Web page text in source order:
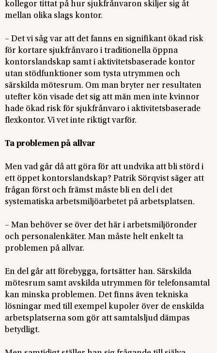
kollegor tittat på hur sjukfrånvaron skiljer sig åt
mellan olika slags kontor.
– Det vi såg var att det fanns en signifikant ökad risk
för kortare sjukfrånvaro i traditionella öppna
kontorslandskap samt i aktivitetsbaserade kontor
utan stödfunktioner som tysta utrymmen och
särskilda mötesrum. Om man bryter ner resultaten
utefter kön visade det sig att män men inte kvinnor
hade ökad risk för sjukfrånvaro i aktivitetsbaserade
flexkontor. Vi vet inte riktigt varför.
Ta problemen på allvar
Men vad går då att göra för att undvika att bli störd i
ett öppet kontorslandskap? Patrik Sörqvist säger att
frågan först och främst måste bli en del i det
systematiska arbetsmiljöarbetet på arbetsplatsen.
– Man behöver se över det här i arbetsmiljöronder
och personalenkäter. Man måste helt enkelt ta
problemen på allvar.
En del går att förebygga, fortsätter han. Särskilda
mötesrum samt avskilda utrymmen för telefonsamtal
kan minska problemen. Det finns även tekniska
lösningar med till exempel kupoler över de enskilda
arbetsplatserna som gör att samtalsljud dämpas
betydligt.